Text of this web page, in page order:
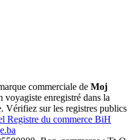
commerciale de Moj
voyagiste enregistré dans la
Vérifiez sur les registres publics
Registre du commerce BiH